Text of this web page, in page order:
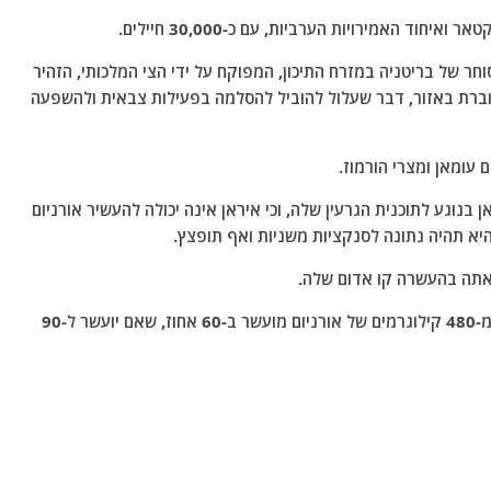
האמירויות הערביות, עם כ-30,000 חיילים.
של בריטניה במזרח התיכון, המפוקח על ידי הצי המלכותי, הזהיר
באזור, דבר שעלול להוביל להסלמה בפעילות צבאית ולהשפעה
ומצרי הורמוז.
לתוכנית הגרעין שלה, וכי איראן אינה יכולה להעשיר אורניום
תהיה נתונה לסנקציות משניות ואף תופצץ.
בהעשרה קו אדום שלה.
על פי הדו"ח האחרון של סבא"א, לאיראן יש כיום יותר מ-480 קילוגרמים של אורניום מועשר ב-60 אחוז, שאם יועשר ל-90